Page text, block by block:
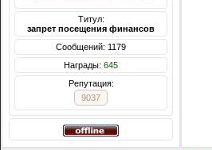
Титул:
запрет посещения финансов
Сообщений: 1179
Награды: 645
Репутация:
9037